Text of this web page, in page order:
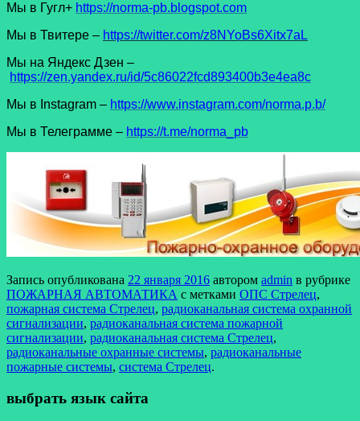
Мы в Гугл+ https://norma-pb.blogspot.com
Мы в Твитере – https://twitter.com/z8NYoBs6Xitx7aL
Мы на Яндекс Дзен –
https://zen.yandex.ru/id/5c86022fcd893400b3e4ea8c
Мы в Instagram – https://www.instagram.com/norma.p.b/
Мы в Телеграмме – https://t.me/norma_pb
Запись опубликована 22 января 2016 автором admin в рубрике
ПОЖАРНАЯ АВТОМАТИКА с метками ОПС Стрелец,
пожарная система Стрелец, радиоканальная система охранной
сигнализации, радиоканальная система пожарной
сигнализации, радиоканальная система Стрелец,
радиоканальные охранные системы, радиоканальные
пожарные системы, система Стрелец.
выбрать язык сайта